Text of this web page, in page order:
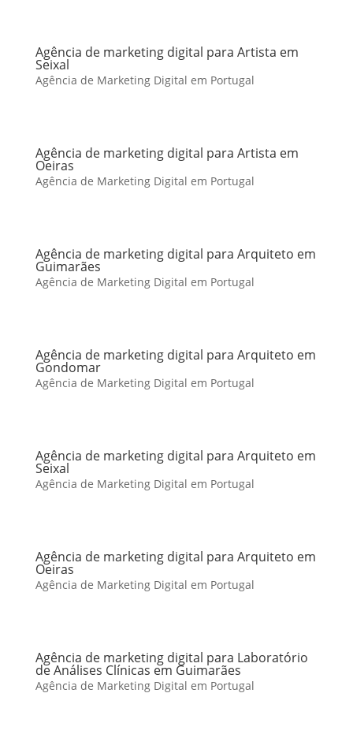
Agência de marketing digital para Artista em
Seixal
Agência de Marketing Digital em Portugal
Agência de marketing digital para Artista em
Oeiras
Agência de Marketing Digital em Portugal
Agência de marketing digital para Arquiteto em
Guimarães
Agência de Marketing Digital em Portugal
Agência de marketing digital para Arquiteto em
Gondomar
Agência de Marketing Digital em Portugal
Agência de marketing digital para Arquiteto em
Seixal
Agência de Marketing Digital em Portugal
Agência de marketing digital para Arquiteto em
Oeiras
Agência de Marketing Digital em Portugal
Agência de marketing digital para Laboratório
de Análises Clínicas em Guimarães
Agência de Marketing Digital em Portugal